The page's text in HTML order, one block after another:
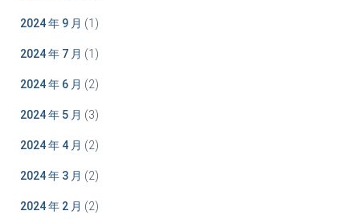
2024 年 9 月 (1)
2024 年 7 月 (1)
2024 年 6 月 (2)
2024 年 5 月 (3)
2024 年 4 月 (2)
2024 年 3 月 (2)
2024 年 2 月 (2)